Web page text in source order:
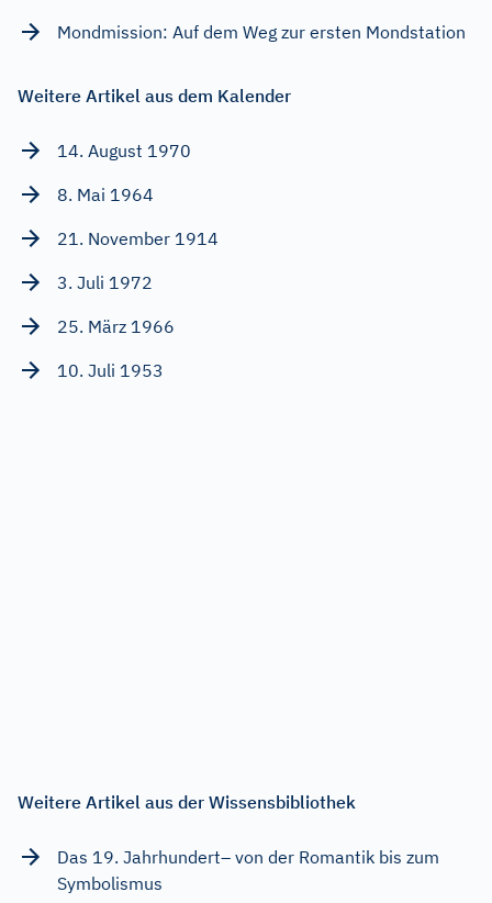
Mondmission: Auf dem Weg zur ersten Mondstation
Weitere Artikel aus dem Kalender
14. August 1970
8. Mai 1964
21. November 1914
3. Juli 1972
25. März 1966
10. Juli 1953
Weitere Artikel aus der Wissensbibliothek
Das 19. Jahrhundert– von der Romantik bis zum
Symbolismus